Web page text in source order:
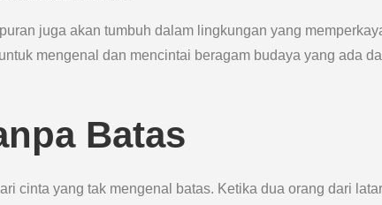
juga akan tumbuh dalam lingkungan yang
mengenal dan mencintai beragam budaya yang ada
Batas
cinta yang tak mengenal batas. Ketika dua orang dari latar